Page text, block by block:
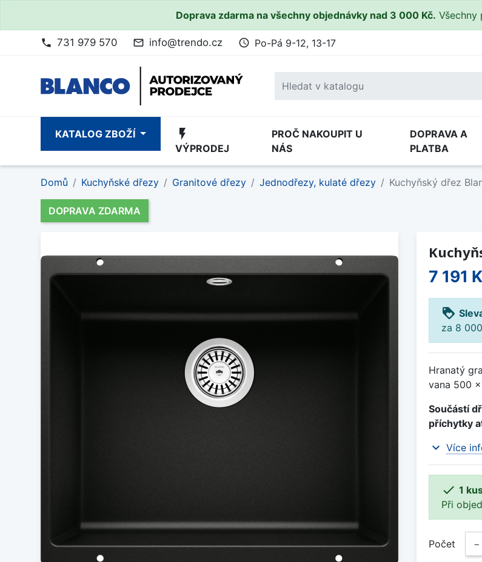
Doprava zdarma na všechny objednávky nad 3 000 Kč. Všechny
phone 731 979 570 mail_outline info@trendo.cz access_time Po-Pá 9-12, 13-17
KATALOG ZBOŽÍ flash_on
VÝPRODEJ
PROČ NAKOUPIT U
NÁS
DOPRAVA A
PLATBA
Domů Kuchyňské dřezy Granitové dřezy Jednodřezy, kulaté dřezy Kuchyňský dřez
DOPRAVA ZDARMA
7 191
loyalty
za 8
Hranatý
vana 500
Součástí
příchytky
expand_more Více
 1
Při
Počet −